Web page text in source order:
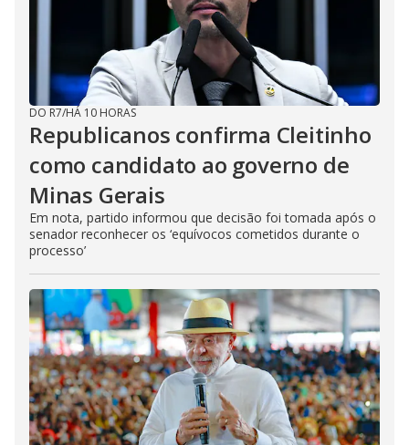
DO R7/HÁ 10 HORAS
Republicanos confirma Cleitinho
como candidato ao governo de
Minas Gerais
Em nota, partido informou que decisão foi tomada após o
senador reconhecer os ‘equívocos cometidos durante o
processo’